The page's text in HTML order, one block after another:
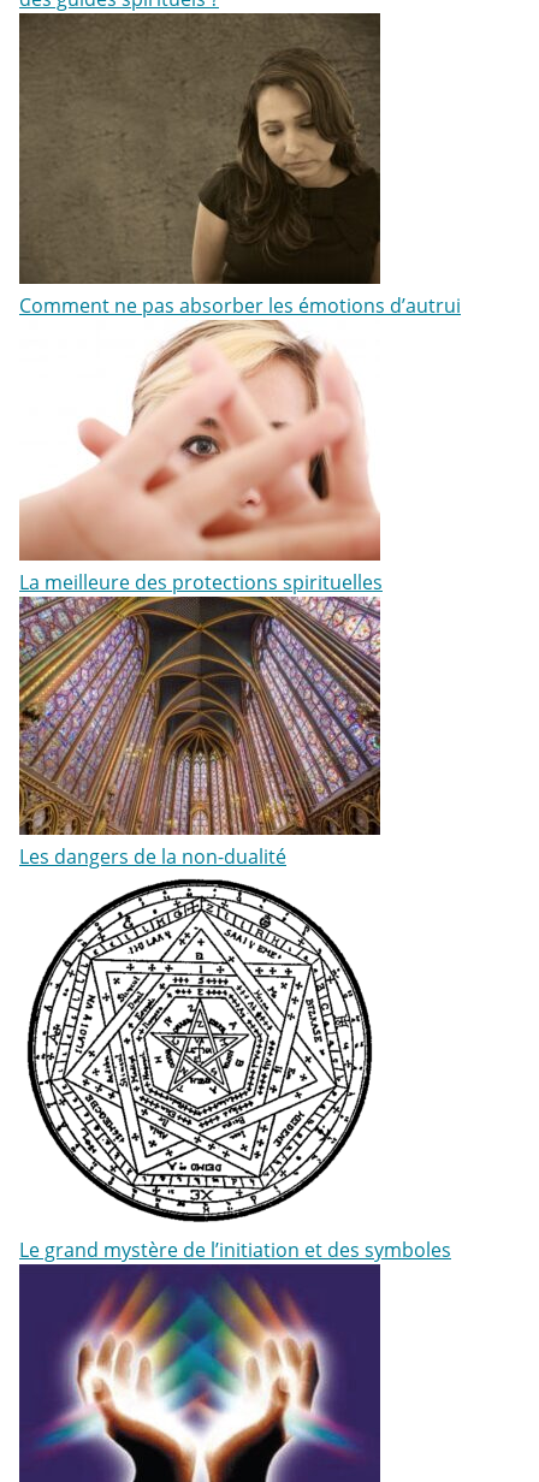
Comment ne pas absorber les émotions d’autrui
La meilleure des protections spirituelles
Les dangers de la non-dualité
Le grand mystère de l’initiation et des symboles